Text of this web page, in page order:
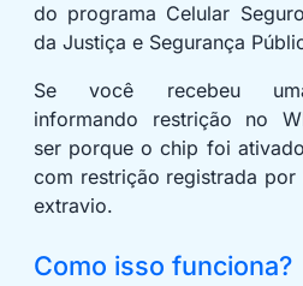
do programa Celular
da Justiça e Segurança
Se você recebeu
informando restrição no
ser porque o chip foi
com restrição registrada
extravio.
Como isso funciona?